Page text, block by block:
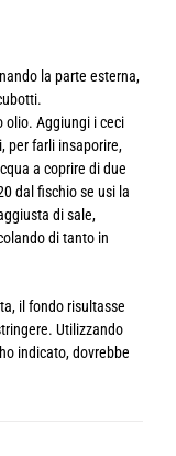
la parte esterna,
olio. Aggiungi i ceci
per farli insaporire,
a coprire di due
dal fischio se usi la
di sale,
di tanto in
il fondo risultasse
Utilizzando
indicato, dovrebbe